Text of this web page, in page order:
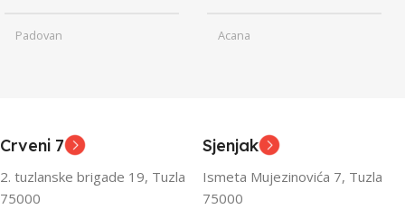
Padovan
FILTRIRAJ PO TEŽINI
Acana
FILTRIRAJ PO TEŽINI
Crveni 7
2. tuzlanske brigade 19, Tuzla
75000
Sjenjak
Ismeta Mujezinovića 7, Tuzla
75000